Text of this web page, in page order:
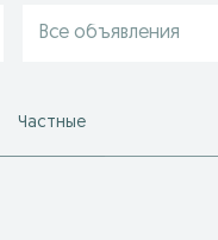
Все объявления
Частные